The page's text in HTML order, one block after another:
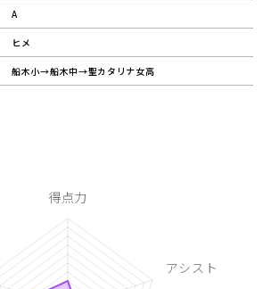
A
ヒメ
船木小→船木中→聖カタリナ女高